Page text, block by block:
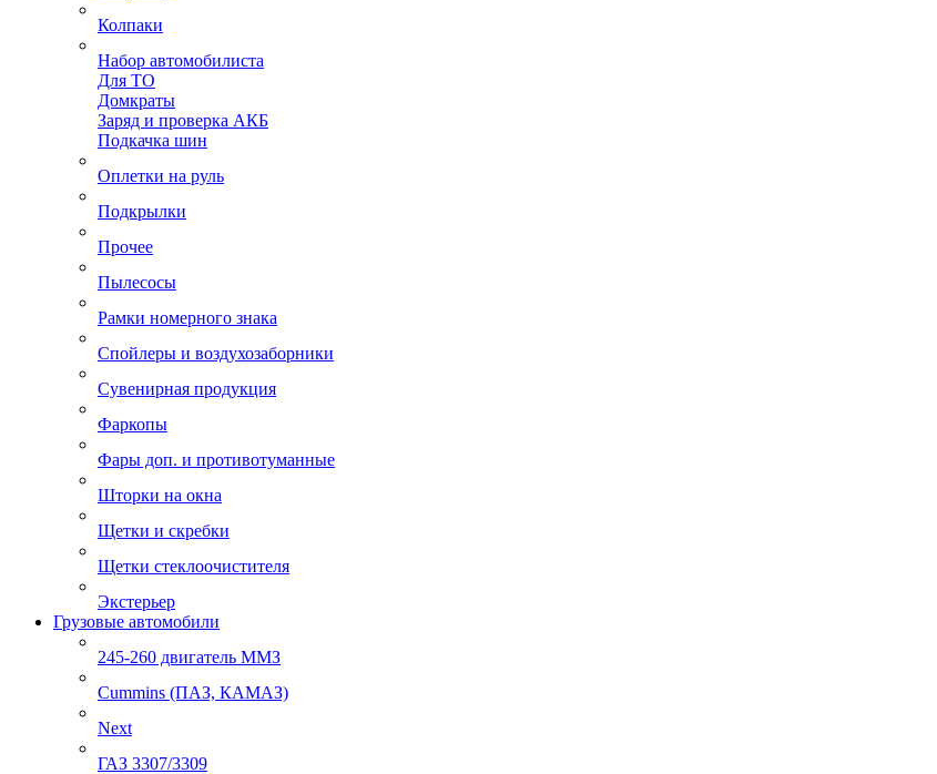
Колпаки
Набор автомобилиста
Для ТО
Домкраты
Заряд и проверка АКБ
Подкачка шин
Оплетки на руль
Подкрылки
Прочее
Пылесосы
Рамки номерного знака
Спойлеры и воздухозаборники
Сувенирная продукция
Фаркопы
Фары доп. и противотуманные
Шторки на окна
Щетки и скребки
Щетки стеклоочистителя
Экстерьер
Грузовые автомобили
245-260 двигатель ММЗ
Cummins (ПАЗ, КАМАЗ)
Next
ГАЗ 3307/3309